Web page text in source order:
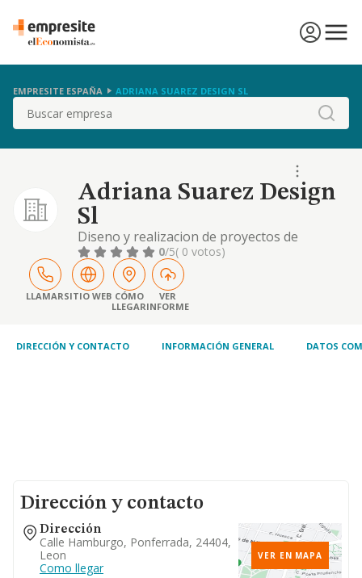
EMPRESITE ESPAÑA ADRIANA SUAREZ DESIGN SL
Buscar
Adriana Suarez Design
Sl
Diseno y realizacion de proyectos de
interiorismo y decoracion, asi como la
comercializacion de todo tipo de mobiliario y
elementos necesarios para la
materializacion de dichos proyectos.
0/5( 0 votos)
LLAMARSITIO WEB CÓMO
LLEGAR
VER
INFORME
DIRECCIÓN Y CONTACTO INFORMACIÓN GENERAL DATOS
Dirección y contacto
Dirección
Calle Hamburgo, Ponferrada, 24404,
Leon
Como llegar
VER EN MAPA